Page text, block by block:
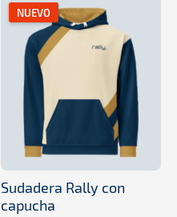
NUEVO
Sudadera Rally con
capucha